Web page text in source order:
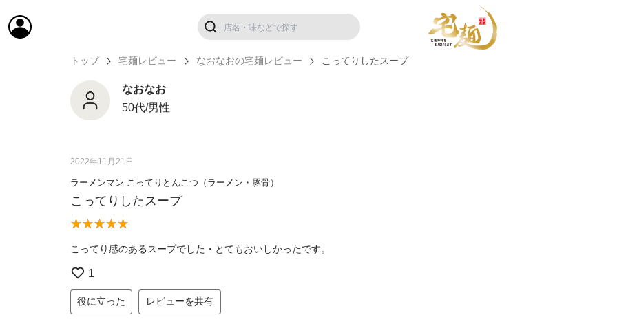
トップ 宅麺レビュー なおなおの宅麺レビュー こってりしたスープ
なおなお
50代/男性
2022年11月21日
ラーメンマン こってりとんこつ（ラーメン・豚骨）
こってりしたスープ
こってり感のあるスープでした・とてもおいしかったです。
1
役に立った レビューを共有